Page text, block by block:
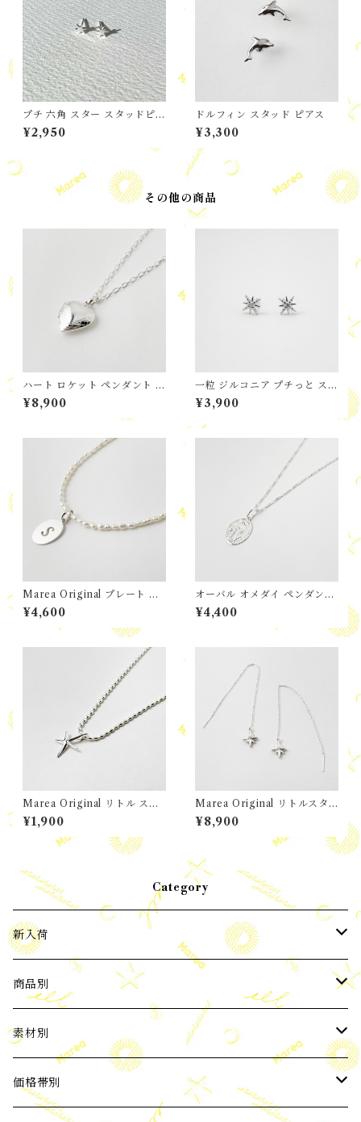
プチ 六角 スター スタッドピア
ス
¥2,950
ドルフィン スタッド ピアス
¥3,300
その他の商品
ハート ロケット ペンダント S
size
¥8,900
一粒 ジルコニア プチっと スタ
ー スタッド ピアス
¥3,900
Marea Original プレート イ
ニシャル ペンダント with パ
ールネックレス
¥4,600
オーバル オメダイ ペンダント
with Marea チェーン
¥4,400
Marea Original リトル スタ
ーフィッシュ ペンダント
¥1,900
Marea Original リトルスタ
ーアメリカンピアス
¥8,900
Category
新入荷
2024年3月新入荷
2024年4月新入荷
2024年5月新入荷
商品別
ピアス
イヤーカフ
素材別
パール
価格帯別